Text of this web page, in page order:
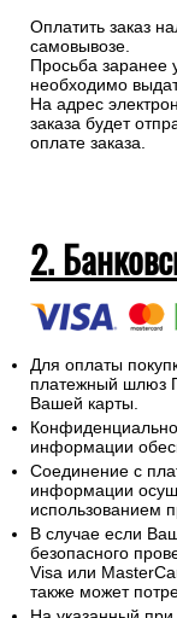
Оплатить заказ
самовывозе.
Просьба заранее
необходимо
На адрес
заказа будет
оплате заказа.
2.
Для оплаты
платежный шлюз
Вашей карты.
информации
Соединение с
информации
использованием
В случае если
безопасного
Visa или
также может